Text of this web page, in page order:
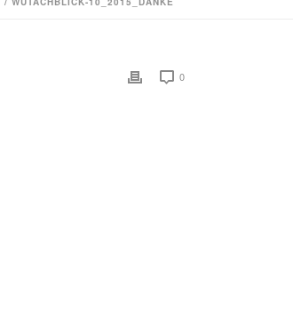
0